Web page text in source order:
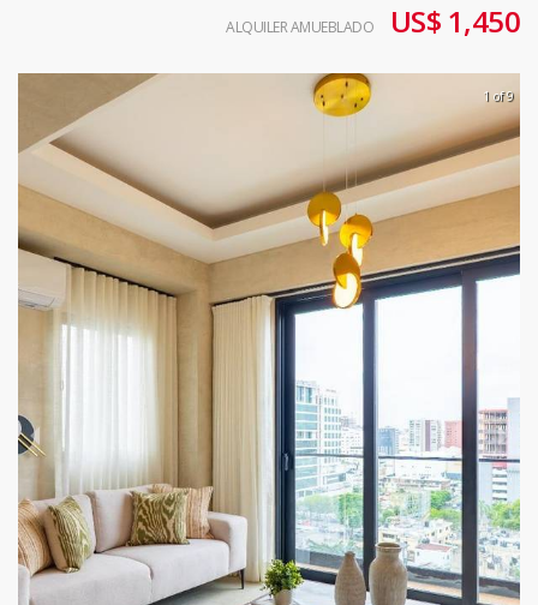
ALQUILER AMUEBLADO US$ 1,450
1 of 9